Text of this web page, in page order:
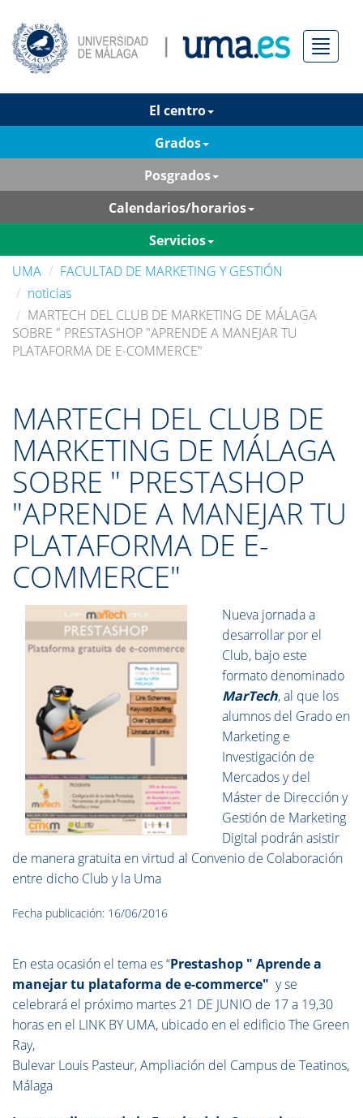
Menú
El centro
Grados
Posgrados
Calendarios/horarios
Servicios
UMA
FACULTAD DE MARKETING Y GESTIÓN
noticias
MARTECH DEL CLUB DE MARKETING DE MÁLAGA
SOBRE " PRESTASHOP "APRENDE A MANEJAR TU
PLATAFORMA DE E-COMMERCE"
MARTECH DEL CLUB DE
MARKETING DE MÁLAGA
SOBRE " PRESTASHOP
"APRENDE A MANEJAR TU
PLATAFORMA DE E-
COMMERCE"
Nueva jornada a
desarrollar por el
Club, bajo este
formato denominado
MarTech, al que los
alumnos del Grado en
Marketing e
Investigación de
Mercados y del
Máster de Dirección y
Gestión de Marketing
Digital podrán asistir
de manera gratuita en virtud al Convenio de Colaboración
entre dicho Club y la Uma
Fecha publicación: 16/06/2016
En esta ocasión el tema es “Prestashop " Aprende a
manejar tu plataforma de e-commerce" y se
celebrará el próximo martes 21 DE JUNIO de 17 a 19,30
horas en el LINK BY UMA, ubicado en el edificio The Green
Ray,
Bulevar Louis Pasteur, Ampliación del Campus de Teatinos,
Málaga